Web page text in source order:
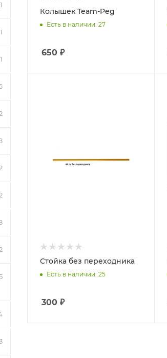
Колышек Team-Peg
Есть в наличии: 27
650 ₽
Стойка без переходника
Есть в наличии: 25
300 ₽
1
1
1